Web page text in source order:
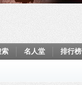
索 名人堂
排行榜